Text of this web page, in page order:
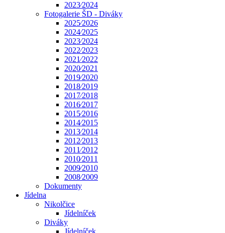
2023⁄2024
Fotogalerie ŠD - Diváky
2025⁄2026
2024⁄2025
2023⁄2024
2022⁄2023
2021⁄2022
2020⁄2021
2019⁄2020
2018⁄2019
2017⁄2018
2016⁄2017
2015⁄2016
2014⁄2015
2013⁄2014
2012⁄2013
2011⁄2012
2010⁄2011
2009⁄2010
2008⁄2009
Dokumenty
Jídelna
Nikolčice
Jídelníček
Diváky
Jídelníček